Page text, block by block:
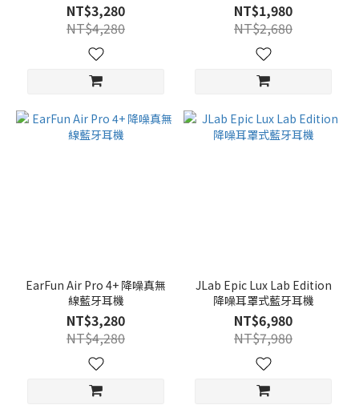
NT$3,280
NT$4,280
NT$1,980
NT$2,680
EarFun Air Pro 4+ 降噪真無
線藍牙耳機
NT$3,280
NT$4,280
JLab Epic Lux Lab Edition
降噪耳罩式藍牙耳機
NT$6,980
NT$7,980